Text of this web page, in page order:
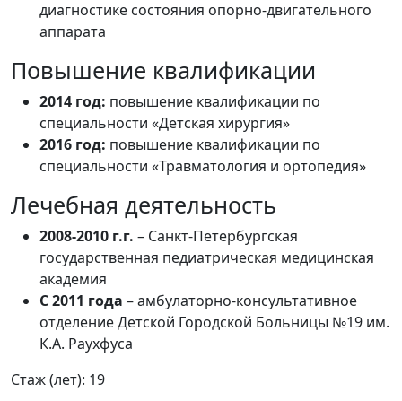
диагностике состояния опорно-двигательного
аппарата
Повышение квалификации
2014 год: повышение квалификации по
специальности «Детская хирургия»
2016 год: повышение квалификации по
специальности «Травматология и ортопедия»
Лечебная деятельность
2008-2010 г.г. – Санкт-Петербургская
государственная педиатрическая медицинская
академия
С 2011 года – амбулаторно-консультативное
отделение Детской Городской Больницы №19 им.
К.А. Раухфуса
Стаж (лет): 19